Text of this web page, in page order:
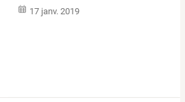
17 janv. 2019